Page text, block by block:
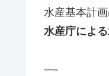
水産基本計
水産庁によ
—-